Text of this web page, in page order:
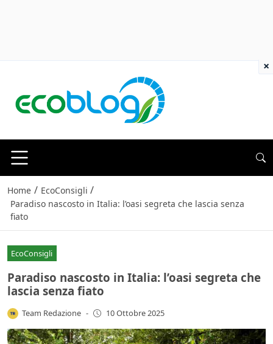
Home / EcoConsigli /
Paradiso nascosto in Italia: l’oasi segreta che lascia senza
fiato
EcoConsigli
Paradiso nascosto in Italia: l’oasi segreta che
lascia senza fiato
Team Redazione - 10 Ottobre 2025
×